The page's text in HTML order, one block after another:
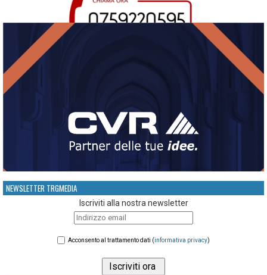
NEWSLETTER TRGMEDIA
Iscriviti alla nostra newsletter
Acconsento al trattamento dati (informativa privacy)